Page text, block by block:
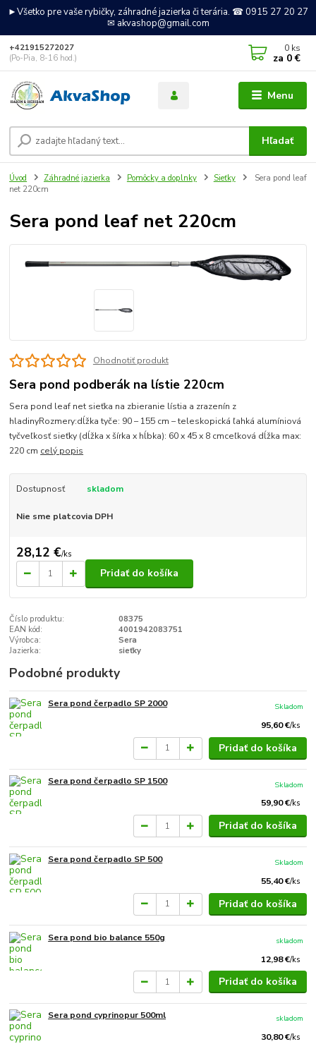
►Všetko pre vaše rybičky, záhradné jazierka či terária. ☎ 0915 27 20 27
✉ akvashop@gmail.com
Menu
Hľadať
+421915272027
(Po-Pia, 8-16 hod.)
0 ks
za 0 €
Úvod Záhradné jazierka Pomôcky a doplnky Sieťky
Sera pond leaf
net 220cm
Sera pond leaf net 220cm
Ohodnotiť produkt
Sera pond podberák na lístie 220cm
Sera pond leaf net sieťka na zbieranie lístia a zrazenín z
hladinyRozmery:dĺžka tyče: 90 – 155 cm – teleskopická ľahká alumíniová
tyčveľkosť sieťky (dĺžka x šírka x hĺbka): 60 x 45 x 8 cmceľková dĺžka max:
220 cm celý popis
Dostupnosť skladom
Nie sme platcovia DPH
28,12 €/ks
Pridať do košíka
Číslo produktu:
08375
EAN kód:
4001942083751
Výrobca:
Sera
Jazierka:
sieťky
Podobné produkty
Sera pond čerpadlo SP 2000
95,60 €/ks
Skladom
Pridať do košíka
Sera pond čerpadlo SP 1500
59,90 €/ks
Skladom
Pridať do košíka
Sera pond čerpadlo SP 500
55,40 €/ks
Skladom
Pridať do košíka
Sera pond bio balance 550g
12,98 €/ks
skladom
Pridať do košíka
Sera pond cyprinopur 500ml
30,80 €/ks
skladom